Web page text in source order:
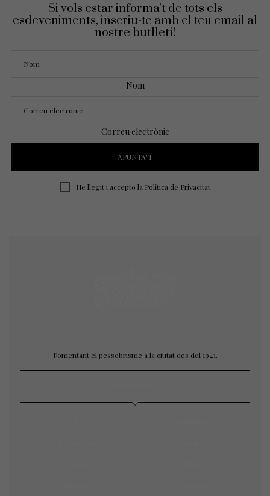
Si vols estar informa't de tots els
esdeveniments, inscriu-te amb el teu email al
nostre butlletí!
Nom
Correu electrònic
He llegit i accepto la Política de Privacitat
Fomentant el pessebrisme a la ciutat des del 1941.
Exposicions Concursos